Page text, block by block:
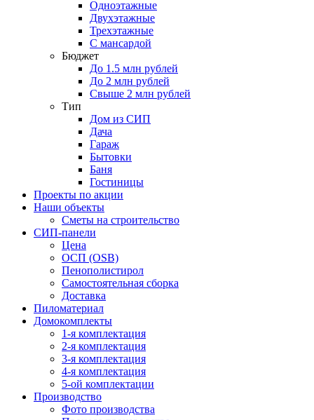
Одноэтажные
Двухэтажные
Трехэтажные
С мансардой
Бюджет
До 1.5 млн рублей
До 2 млн рублей
Свыше 2 млн рублей
Тип
Дом из СИП
Дача
Гараж
Бытовки
Баня
Гостиницы
Проекты по акции
Наши объекты
Сметы на строительство
СИП-панели
Цена
ОСП (OSB)
Пенополистирол
Самостоятельная сборка
Доставка
Пиломатериал
Домокомплекты
1-я комплектация
2-я комплектация
3-я комплектация
4-я комплектация
5-ой комплектации
Производство
Фото производства